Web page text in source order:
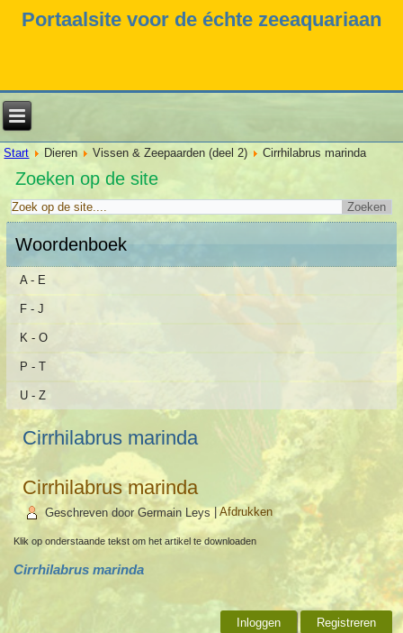
Portaalsite voor de échte zeeaquariaan
Start Dieren Vissen & Zeepaarden (deel 2) Cirrhilabrus marinda
Zoeken op de site
Woordenboek
A - E
F - J
K - O
P - T
U - Z
Cirrhilabrus marinda
Cirrhilabrus marinda
Geschreven door Germain Leys |Afdrukken
Klik op onderstaande tekst om het artikel te downloaden
Cirrhilabrus marinda
Inloggen Registreren